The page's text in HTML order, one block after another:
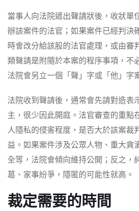
當事人向法院遞出聲請狀後，收狀單
辦該案件的法官；如果案件已經判決
時會改分給該股的法官處理，或由審
類聲請是附隨於本案的程序事項，不
法院會另立一個「聲」字或「他」字
法院收到聲請後，通常會先請對造表
主，很少因此開庭。法官審查的重點
人隱私的侵害程度，是否大於該案裁
益。如果案件涉及公眾人物、重大貪
全等，法院會傾向維持公開；反之，
葛、家事紛爭，隱匿的可能性就高。
裁定需要的時間